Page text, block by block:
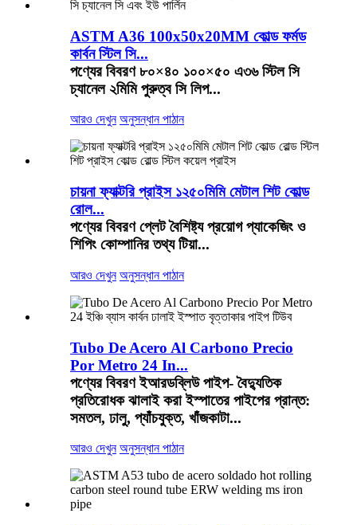
ASTM A36 100x50x20MM কোল্ড ফর্মড
কার্বন স্টিল সি...
পণ্যের বিবরণ ৮০×৪০ ১০০×৫০ এ৩৬ স্টিল সি
চ্যানেল ২মিমি পুরুত্ব সি লিপ...
আরও দেখুন অনুসন্ধান পাঠান
চায়না ফ্যাক্টরি প্রাইস ১২৫০মিমি মেটাল শিট কোল্ড
রোল...
পণ্যের বিবরণ প্লেট বৈশিষ্ট্য প্রয়োগ প্যাকেজিং ও
শিপিং কোম্পানির তথ্য টিয়া...
আরও দেখুন অনুসন্ধান পাঠান
Tubo De Acero Al Carbono Precio
Por Metro 24 In...
পণ্যের বিবরণ ইআরডব্লিউ পাইপ- বৈদ্যুতিক
প্রতিরোধক ঝালাই করা ইস্পাতের পাইপের প্রান্ত:
সমতল, ঢালু, প্যাঁচযুক্ত, খাঁজকাটা...
আরও দেখুন অনুসন্ধান পাঠান